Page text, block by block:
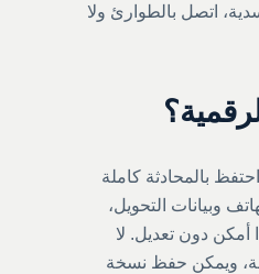
اتصل بالطوارئ ولا
بالمحادثة كاملة
وبيانات التحويل،
دون تعديل. لا
ويمكن حفظ نسخة